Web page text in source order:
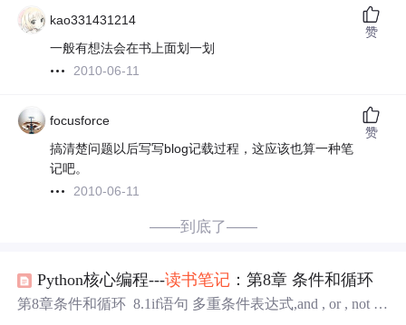
kao331431214
一般有想法会在书上面划一划
2010-06-11
赞
focusforce
搞清楚问题以后写写blog记载过程，这应该也算一种笔
记吧。
2010-06-11
赞
——到底了——
Python核心编程---读书笔记 ：第8章 条件和循环
第8章条件和循环 8.1if语句 多重条件表达式,and , or , not eli